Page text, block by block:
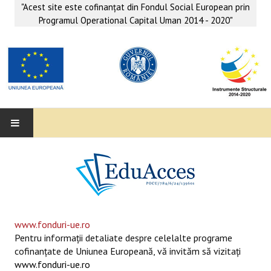
"Acest site este cofinanţat din Fondul Social European prin
Programul Operational Capital Uman 2014 - 2020"
SUPORT EDUCAȚIONAL MATEMATICĂ- INFORMATICĂ
SERVICII PSIHO-SOCIALE
www.fonduri-ue.ro
Pentru informaţii detaliate despre celelalte programe
cofinanţate de Uniunea Europeană, vă invităm să vizitaţi
www.fonduri-ue.ro